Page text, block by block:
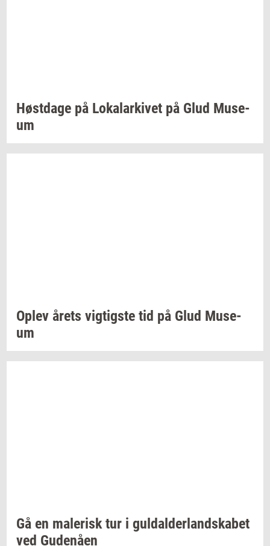
Høst­da­ge på Lo­ka­lar­ki­vet på Glud Mu­se­
um
Oplev årets vig­tig­ste tid på Glud Mu­se­
um
Gå en ma­le­risktur i gul­dal­der­land­ska­bet
ved Gu­denå­en